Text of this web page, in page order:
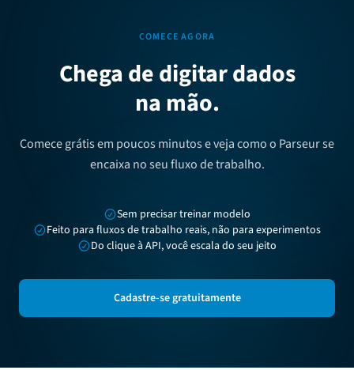
COMECE AGORA
Chega de digitar dados
na mão.
Comece grátis em poucos minutos e veja como o Parseur se
encaixa no seu fluxo de trabalho.
Sem precisar treinar modelo
Feito para fluxos de trabalho reais, não para experimentos
Do clique à API, você escala do seu jeito
Cadastre-se gratuitamente